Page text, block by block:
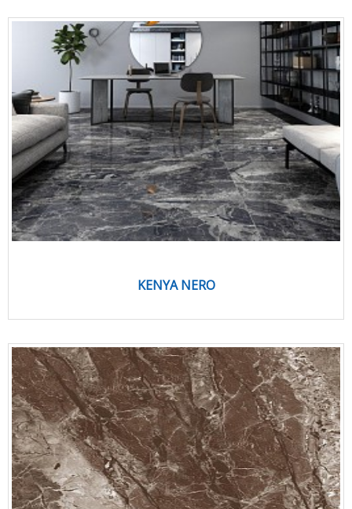
KENYA NERO